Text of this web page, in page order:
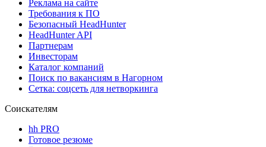
Реклама на сайте
Требования к ПО
Безопасный HeadHunter
HeadHunter API
Партнерам
Инвесторам
Каталог компаний
Поиск по вакансиям в Нагорном
Сетка: соцсеть для нетворкинга
Соискателям
hh PRO
Готовое резюме